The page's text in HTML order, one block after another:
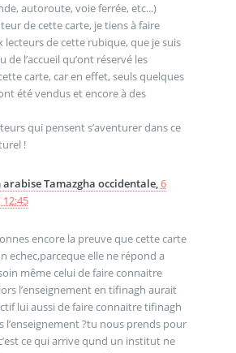
autoroute, voie ferrée, etc...)
de cette carte, je tiens à faire
lecteurs de cette rubique, que je suis
de l’accueil qu’ont réservé les
carte, car en effet, seuls quelques
été vendus et encore à des
qui pensent s’aventurer dans ce
!
arabise Tamazgha occidentale,6
encore la preuve que cette carte
echec,parceque elle ne répond a
même celui de faire connaitre
l’enseignement en tifinagh aurait
lui aussi de faire connaitre tifinagh
l’enseignement ?tu nous prends pour
ce qui arrive qund un institut ne